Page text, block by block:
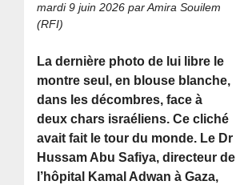
mardi 9 juin 2026 par Amira Souilem
(RFI)
La dernière photo de lui libre le
montre seul, en blouse blanche,
dans les décombres, face à
deux chars israéliens. Ce cliché
avait fait le tour du monde. Le Dr
Hussam Abu Safiya, directeur de
l’hôpital Kamal Adwan à Gaza,